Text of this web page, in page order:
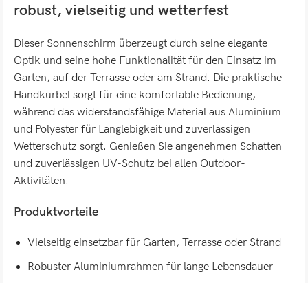
robust, vielseitig und wetterfest
Dieser Sonnenschirm überzeugt durch seine elegante
Optik und seine hohe Funktionalität für den Einsatz im
Garten, auf der Terrasse oder am Strand. Die praktische
Handkurbel sorgt für eine komfortable Bedienung,
während das widerstandsfähige Material aus Aluminium
und Polyester für Langlebigkeit und zuverlässigen
Wetterschutz sorgt. Genießen Sie angenehmen Schatten
und zuverlässigen UV-Schutz bei allen Outdoor-
Aktivitäten.
Produktvorteile
Vielseitig einsetzbar für Garten, Terrasse oder Strand
Robuster Aluminiumrahmen für lange Lebensdauer